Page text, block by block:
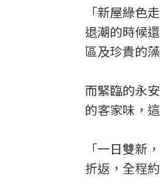
「新屋綠色
退潮的時候
區及珍貴的
而緊臨的永
的客家味，
「一日雙新
折返，全程